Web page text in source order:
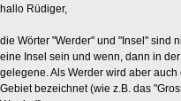
hallo Rüdiger,
die Wörter "Werder" und "Insel" sind
eine Insel sein und wenn, dann in
gelegene. Als Werder wird aber
Gebiet bezeichnet (wie z.B. das